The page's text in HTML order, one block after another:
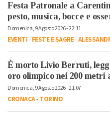
Festa Patronale a
pesto, musica, bocce e
Domenica, 9 Agosto 2026 - 22:11
EVENTI-FESTE E SAGRE-
È morto Livio Berruti,
oro olimpico nei 200 metri
Domenica, 9 Agosto 2026 - 21:07
CRONACA-TORINO